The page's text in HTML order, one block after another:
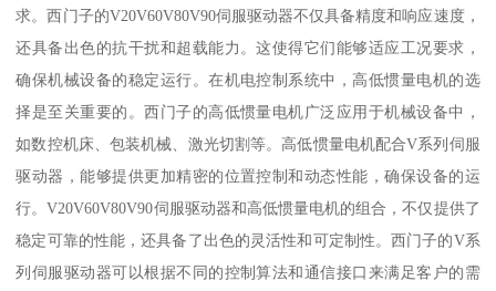
求。西门子的V20V60V80V90伺服驱动器不仅具备精度和响应速度，
还具备出色的抗干扰和超载能力。这使得它们能够适应工况要求，
确保机械设备的稳定运行。在机电控制系统中，高低惯量电机的选
择是至关重要的。西门子的高低惯量电机广泛应用于机械设备中，
如数控机床、包装机械、激光切割等。高低惯量电机配合V系列伺服
驱动器，能够提供更加精密的位置控制和动态性能，确保设备的运
行。V20V60V80V90伺服驱动器和高低惯量电机的组合，不仅提供了
稳定可靠的性能，还具备了出色的灵活性和可定制性。西门子的V系
列伺服驱动器可以根据不同的控制算法和通信接口来满足客户的需